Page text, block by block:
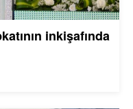
inkişafında